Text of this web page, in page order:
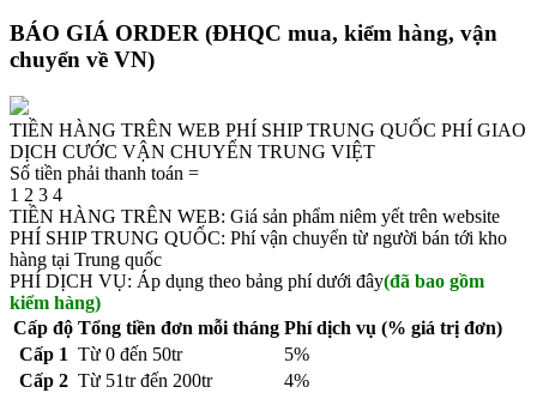
BÁO GIÁ ORDER (ĐHQC mua, kiểm hàng, vận
chuyển về VN)
TIỀN HÀNG TRÊN WEB PHÍ SHIP TRUNG QUỐC PHÍ GIAO
DỊCH CƯỚC VẬN CHUYỂN TRUNG VIỆT
Số tiền phải thanh toán =
1 2 3 4
TIỀN HÀNG TRÊN WEB: Giá sản phẩm niêm yết trên website
PHÍ SHIP TRUNG QUỐC: Phí vận chuyển từ người bán tới kho
hàng tại Trung quốc
PHÍ DỊCH VỤ: Áp dụng theo bảng phí dưới đây(đã bao gồm
kiểm hàng)
Cấp độ Tổng tiền đơn mỗi tháng Phí dịch vụ (% giá trị đơn)
Cấp 1 Từ 0 đến 50tr
5%
Cấp 2 Từ 51tr đến 200tr
4%